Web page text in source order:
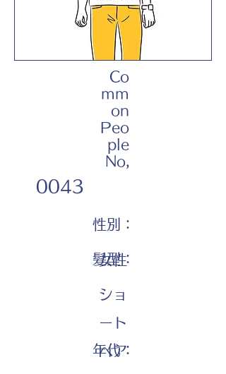
Co
mm
on
Peo
ple
No,
0043
性別：
女性
髪型：
ショ
ート
ヘア
年代：